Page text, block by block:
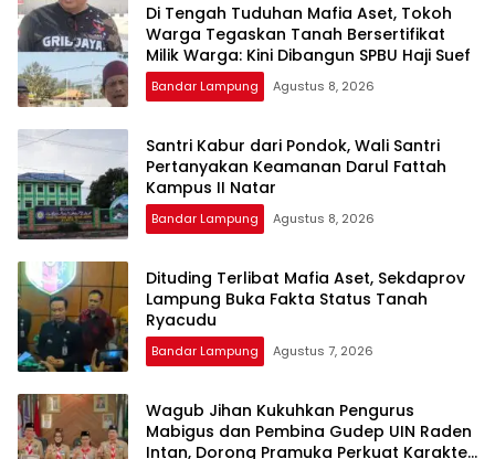
Di Tengah Tuduhan Mafia Aset, Tokoh
Warga Tegaskan Tanah Bersertifikat
Milik Warga: Kini Dibangun SPBU Haji Suef
Bandar Lampung Agustus 8, 2026
Santri Kabur dari Pondok, Wali Santri
Pertanyakan Keamanan Darul Fattah
Kampus II Natar
Bandar Lampung Agustus 8, 2026
Dituding Terlibat Mafia Aset, Sekdaprov
Lampung Buka Fakta Status Tanah
Ryacudu
Bandar Lampung Agustus 7, 2026
Wagub Jihan Kukuhkan Pengurus
Mabigus dan Pembina Gudep UIN Raden
Intan, Dorong Pramuka Perkuat Karakter